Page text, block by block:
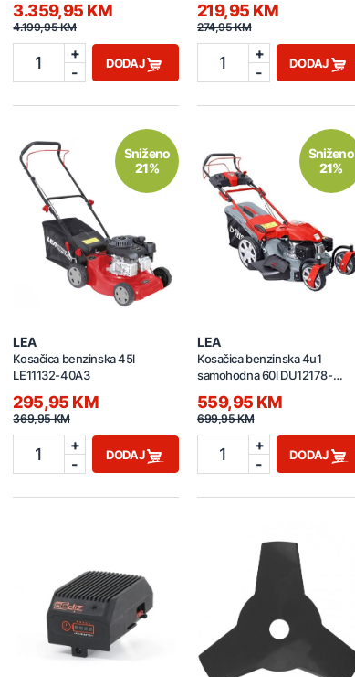
3.359,95 KM
4.199,95 KM
1
+
-
DODAJ
219,95 KM
274,95 KM
1
+
-
DODAJ
Sniženo
21%
LEA
Kosačica benzinska 45l
LE11132-40A3
295,95 KM
369,95 KM
1
+
-
DODAJ
Sniženo
21%
LEA
Kosačica benzinska 4u1
samohodna 60l DU12178-
51B4PV
559,95 KM
699,95 KM
1
+
-
DODAJ